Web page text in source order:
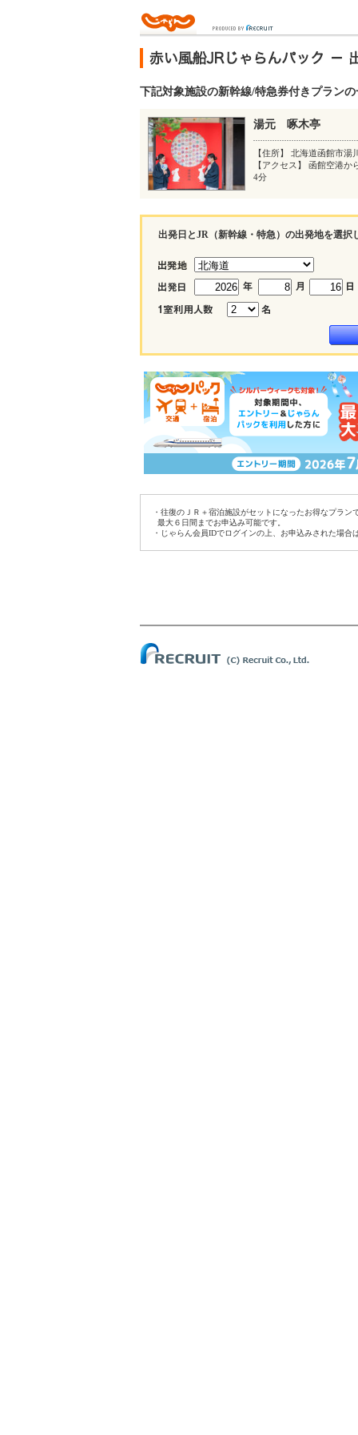
下記対象施設の新幹線/特急券付きプラン
湯元 啄木亭
【住所】 北海道函館市湯
【アクセス】 函館空港
4分
出発日とJR（新幹線・特急）の出発地を選択
・往復のＪＲ＋宿泊施設がセットになったお得なプラ
最大６日間までお申込み可能です。
・じゃらん会員IDでログインの上、お申込みされた場